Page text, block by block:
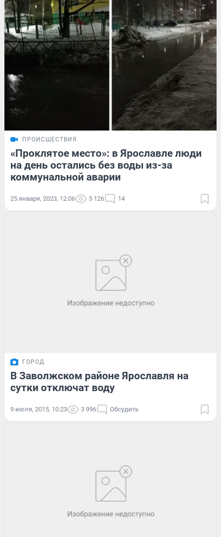
ПРОИСШЕСТВИЯ
«Проклятое место»: в Ярославле люди
на день остались без воды из-за
коммунальной аварии
25 января, 2023, 12:06 5 126 14
ГОРОД
В Заволжском районе Ярославля на
сутки отключат воду
9 июля, 2015, 10:23 3 996 Обсудить